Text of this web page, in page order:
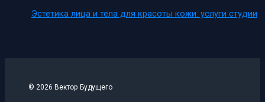
Эстетика лица и тела для красоты кожи: услуги студии
© 2026 Вектор Будущего